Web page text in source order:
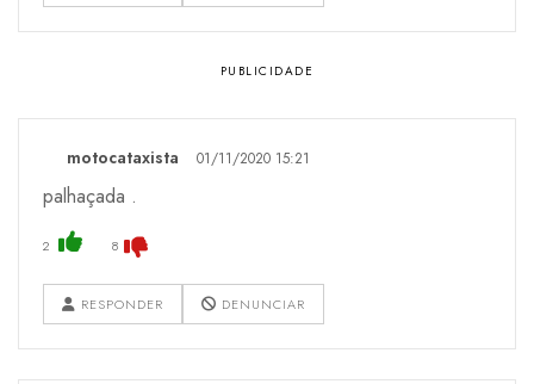
motocataxista 01/11/2020 15:21
palhaçada .
2 8
RESPONDER DENUNCIAR